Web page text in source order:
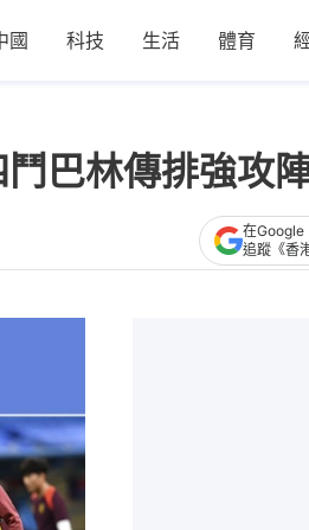
國 科技 生活 體育
巴林傳排強攻
在Google
追蹤《香